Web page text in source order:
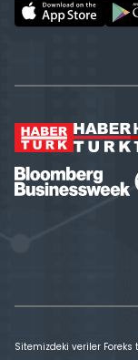
Sitemizdeki veriler Foreks